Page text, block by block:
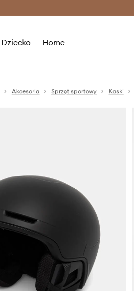
Dziecko Home
Akcesoria Sprzęt sportowy Kaski